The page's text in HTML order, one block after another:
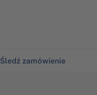
Śledź zamówienie